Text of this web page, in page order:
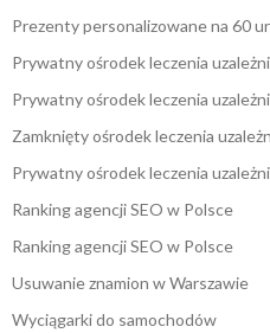
Prezenty personalizowane na 60
Prywatny ośrodek leczenia
Prywatny ośrodek leczenia
Zamknięty ośrodek leczenia
Prywatny ośrodek leczenia
Ranking agencji SEO w Polsce
Ranking agencji SEO w Polsce
Usuwanie znamion w Warszawie
Wyciągarki do samochodów